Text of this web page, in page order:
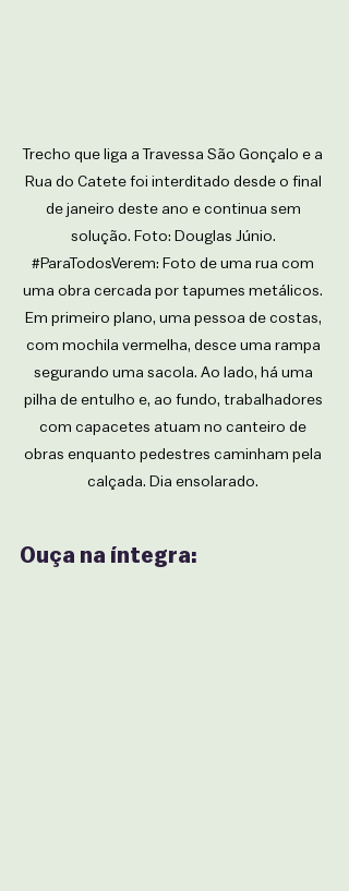
Trecho que liga a Travessa São Gonçalo e a
Rua do Catete foi interditado desde o final
de janeiro deste ano e continua sem
solução. Foto: Douglas Júnio.
#ParaTodosVerem: Foto de uma rua com
uma obra cercada por tapumes metálicos.
Em primeiro plano, uma pessoa de costas,
com mochila vermelha, desce uma rampa
segurando uma sacola. Ao lado, há uma
pilha de entulho e, ao fundo, trabalhadores
com capacetes atuam no canteiro de
obras enquanto pedestres caminham pela
calçada. Dia ensolarado.
Ouça na íntegra: